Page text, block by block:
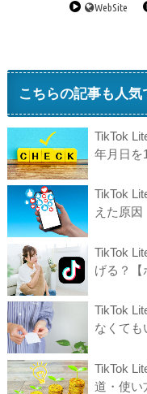
WebSite
こちらの記事も人気
TikTok
年月日
TikTok
えた原因
TikTok
げる？
TikTok
なくても
TikTok
道・使